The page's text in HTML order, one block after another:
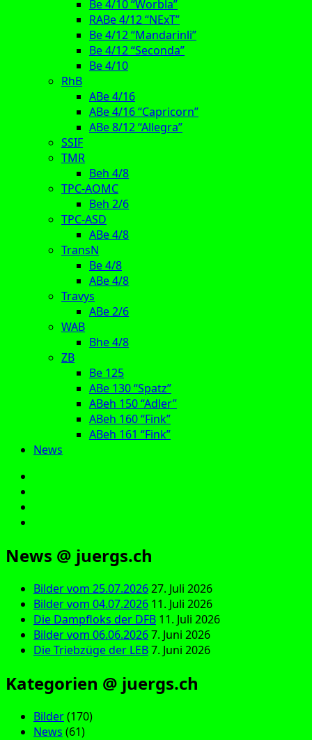
Be 4/10 “Worbla”
RABe 4/12 “NExT”
Be 4/12 “Mandarinli”
Be 4/12 “Seconda”
Be 4/10
RhB
ABe 4/16
ABe 4/16 “Capricorn”
ABe 8/12 “Allegra”
SSIF
TMR
Beh 4/8
TPC-AOMC
Beh 2/6
TPC-ASD
ABe 4/8
TransN
Be 4/8
ABe 4/8
Travys
ABe 2/6
WAB
Bhe 4/8
ZB
Be 125
ABe 130 “Spatz”
ABeh 150 “Adler”
ABeh 160 “Fink”
ABeh 161 “Fink”
News
News @ juergs.ch
Bilder vom 25.07.202627. Juli 2026
Bilder vom 04.07.2026 11. Juli 2026
Die Dampfloks der DFB 11. Juli 2026
Bilder vom 06.06.20267. Juni 2026
Die Triebzüge der LEB7. Juni 2026
Kategorien @ juergs.ch
Bilder(170)
News (61)